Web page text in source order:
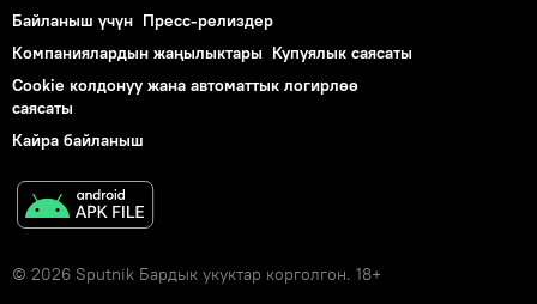
Байланыш үчүн Пресс-релиздер
Компаниялардын жаңылыктары Купуялык саясаты
Cookie колдонуу жана автоматтык логирлөө
саясаты
Кайра байланыш
© 2026 Sputnik Бардык укуктар корголгон. 18+